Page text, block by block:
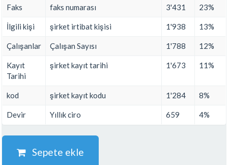
Faks faks numarası 3'431 23%
İlgili kişi şirket irtibat kişisi 1'938 13%
Çalışanlar Çalışan Sayısı 1'788 12%
Kayıt
Tarihi
şirket kayıt tarihi 1'673 11%
kod şirket kayıt kodu 1'284 8%
Devir Yıllık ciro 659 4%
Sepete ekle